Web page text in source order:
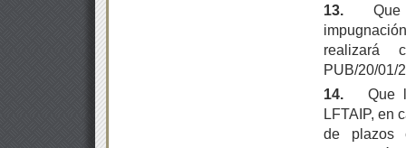
13.
realizará
PUB/20/01/
14.
Que
LFTAIP, en
de plazos